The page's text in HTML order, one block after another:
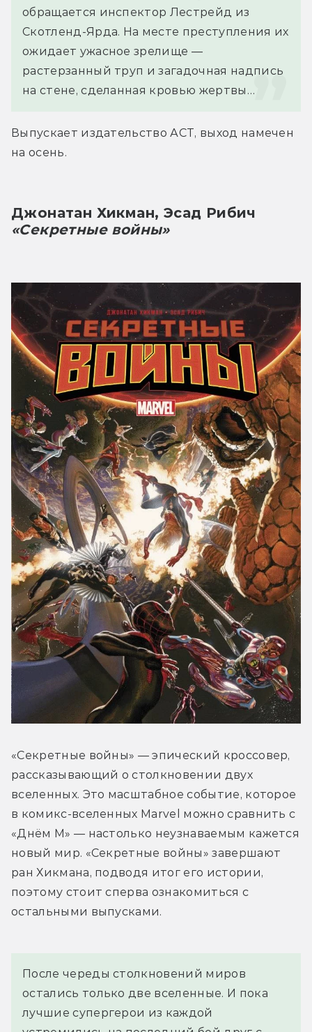
обращается инспектор Лестрейд из
Скотленд-Ярда. На месте преступления их
ожидает ужасное зрелище —
растерзанный труп и загадочная надпись
на стене, сделанная кровью жертвы…
Выпускает издательство АСТ, выход намечен
на осень.
Джонатан Хикман, Эсад Рибич
«Секретные войны»
«Секретные войны» — эпический кроссовер,
рассказывающий о столкновении двух
вселенных. Это масштабное событие, которое
в комикс-вселенных Marvel можно сравнить с
«Днём М» — настолько неузнаваемым кажется
новый мир. «Секретные войны» завершают
ран Хикмана, подводя итог его истории,
поэтому стоит сперва ознакомиться с
остальными выпусками.
После череды столкновений миров
остались только две вселенные. И пока
лучшие супергерои из каждой